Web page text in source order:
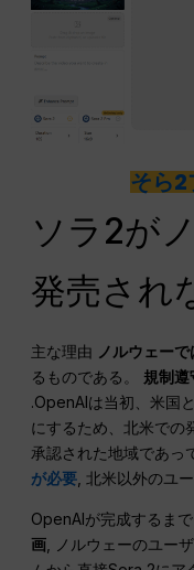
そら2
ソラ2が
発売され
主な理由 ノルウェー
るものである。 規制
.OpenAIは当初、米国
にするため、北米での
承認された地域であっ
が必要 , 北米以外のユ
OpenAIが完成するまで
画 , ノルウェーのユー